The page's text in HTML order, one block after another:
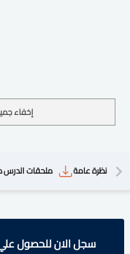
إخفاء
نظرة عامة ملحقات الدرس
سجل الان للحصول